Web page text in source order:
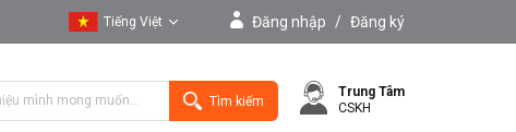
Tiếng Việt
English
Đăng nhập / Đăng ký
Tìm kiếm
Trung Tâm
CSKH